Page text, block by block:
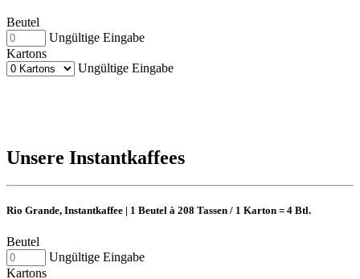
Beutel
Ungültige Eingabe
Kartons
Ungültige Eingabe
Unsere Instantkaffees
Rio Grande, Instantkaffee | 1 Beutel à 208 Tassen / 1 Karton = 4 Btl.
Beutel
Ungültige Eingabe
Kartons